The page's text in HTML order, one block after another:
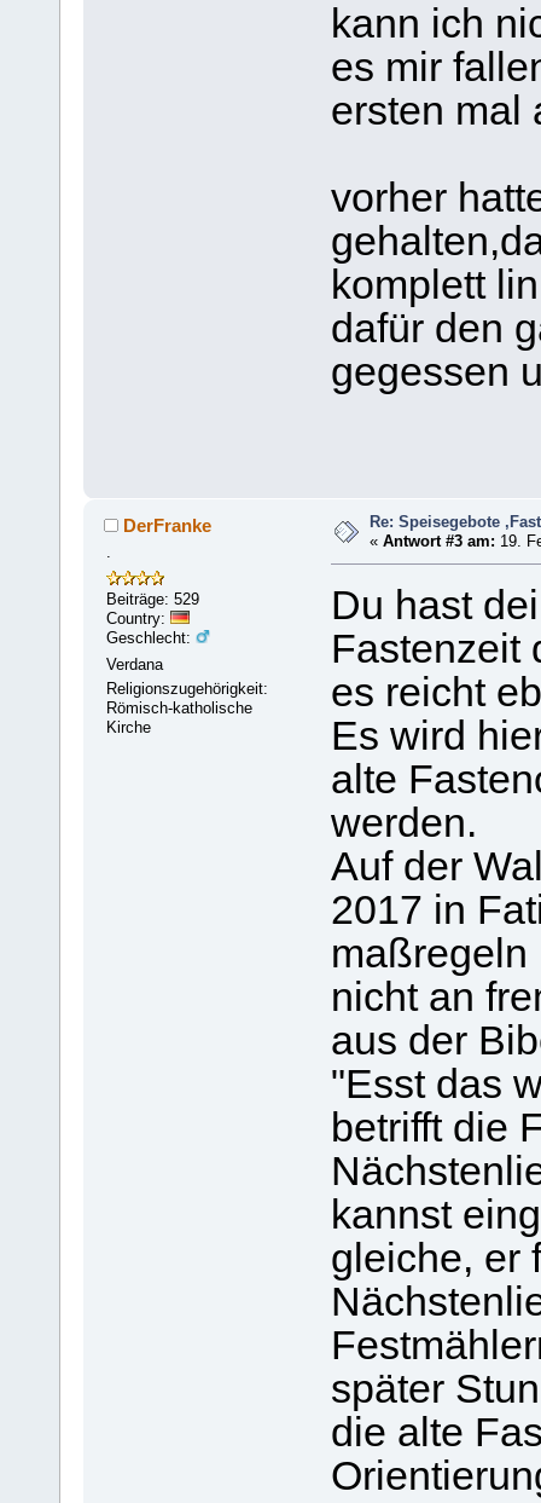
kann ich
es mir
ersten mal
vorher
komplett
dafür den
gegessen
DerFranke
.
Beiträge: 529
Country:
Geschlecht:
Verdana
Religionszugehörigkeit:
Römisch-katholische
Kirche
Re: Speisegebote
«Antwort #3 am: 19.
Du hast
Fastenzeit
es reicht
Es wird
alte
werden.
Auf der
2017 in
maßregeln
nicht an
aus der
"Esst das
betrifft die
kannst
gleiche, er
später
die alte